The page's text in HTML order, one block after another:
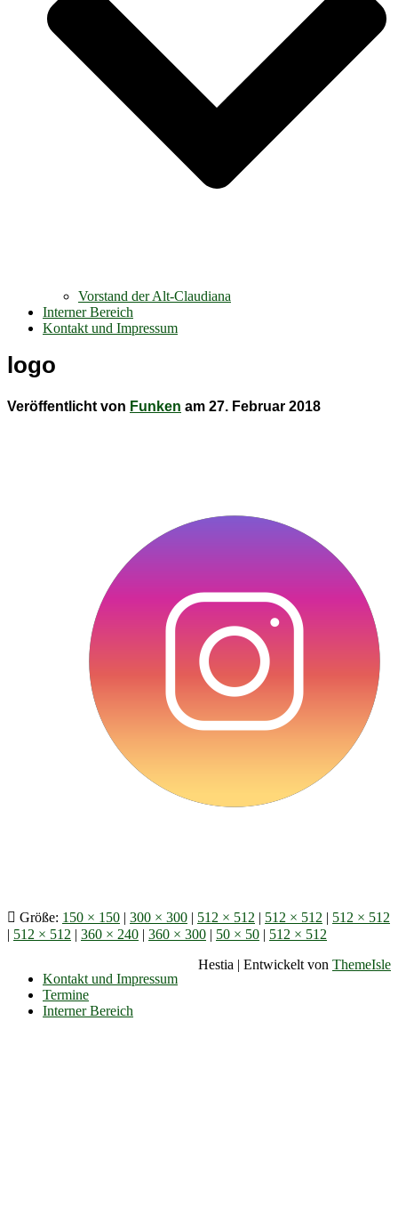
Vorstand der Alt-Claudiana
Interner Bereich
Kontakt und Impressum
logo
Veröffentlicht von Funken am 27. Februar 2018
Größe: 150 × 150 | 300 × 300 | 512 × 512 | 512 × 512 | 512 × 512
| 512 × 512 | 360 × 240 | 360 × 300 | 50 × 50 | 512 × 512
Kontakt und Impressum
Termine
Interner Bereich
Hestia | Entwickelt von ThemeIsle